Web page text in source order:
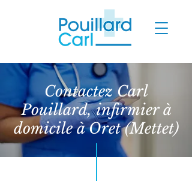
Contactez Carl
Pouillard, infirmier à
domicile à Oret (Mettet)